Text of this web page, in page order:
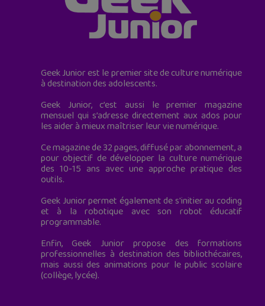
Geek Junior est le premier site de culture numérique
à destination des adolescents.
Geek Junior, c’est aussi le premier magazine
mensuel qui s’adresse directement aux ados pour
les aider à mieux maîtriser leur vie numérique.
Ce magazine de 32 pages, diffusé par abonnement, a
pour objectif de développer la culture numérique
des 10-15 ans avec une approche pratique des
outils.
Geek Junior permet également de s'initier au coding
et à la robotique avec son robot éducatif
programmable.
Enfin, Geek Junior propose des formations
professionnelles à destination des bibliothécaires,
mais aussi des animations pour le public scolaire
(collège, lycée).